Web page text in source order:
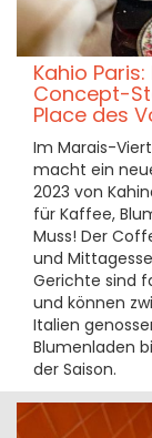
Kahio
Concept-
Place des
Im Marais-
macht ein
2023 von
für Kaffee,
Muss! Der
und
Gerichte sind
und können
Italien
Blumenladen
der Saison.